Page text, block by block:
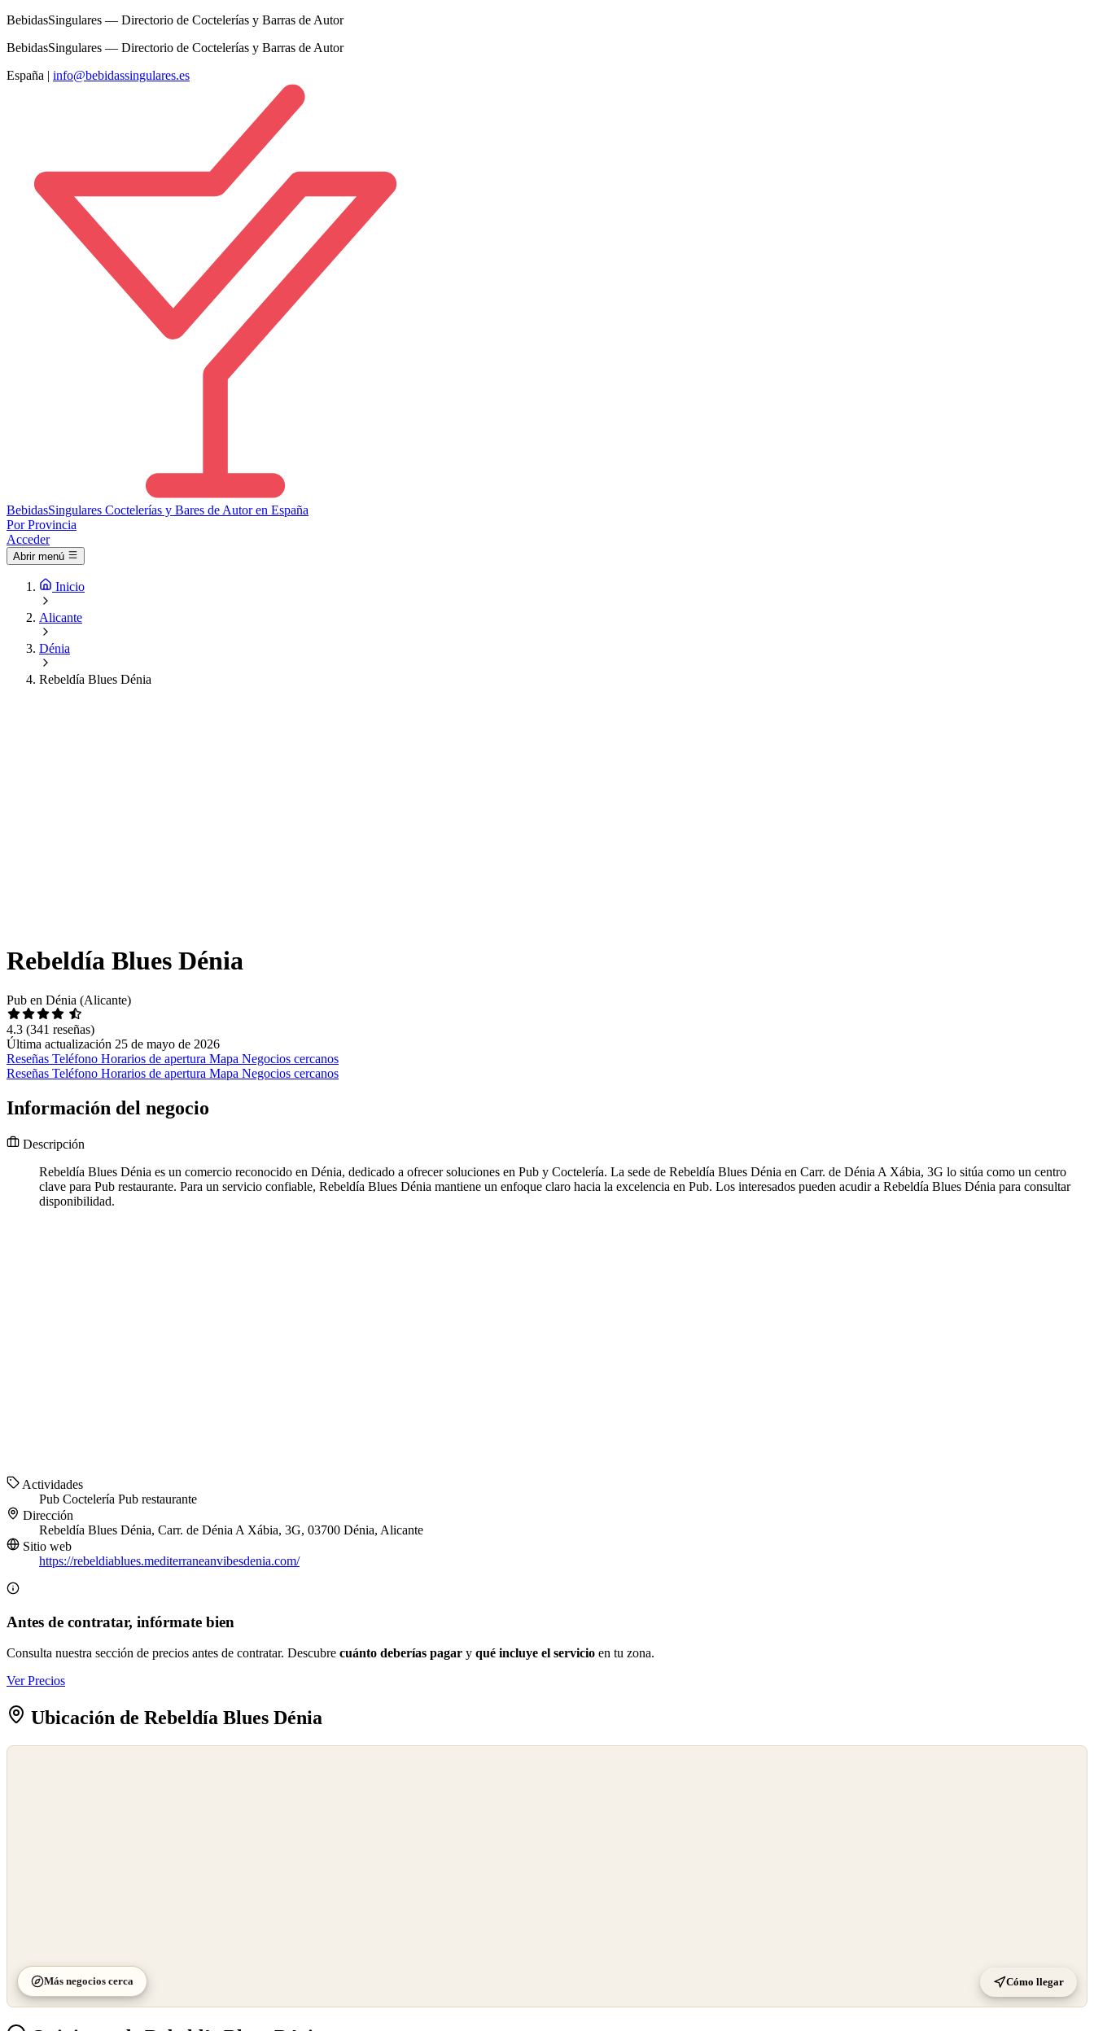
BebidasSingulares — Directorio de Coctelerías y Barras de Autor
BebidasSingulares — Directorio de Coctelerías y Barras de Autor
España | info@bebidassingulares.es
BebidasSingulares Coctelerías y Bares de Autor en España
Por Provincia
Acceder
Abrir menú
Inicio
Alicante
Dénia
Rebeldía Blues Dénia
Rebeldía Blues Dénia
Pub en Dénia (Alicante)
4.3 (341 reseñas)
Última actualización 25 de mayo de 2026
Reseñas Teléfono Horarios de apertura Mapa Negocios cercanos
Reseñas Teléfono Horarios de apertura Mapa Negocios cercanos
Información del negocio
Descripción
Rebeldía Blues Dénia es un comercio reconocido en Dénia, dedicado a ofrecer soluciones en Pub y Coctelería. La sede de Rebeldía Blues Dénia en Carr. de Dénia A Xábia, 3G lo sitúa como un centro
clave para Pub restaurante. Para un servicio confiable, Rebeldía Blues Dénia mantiene un enfoque claro hacia la excelencia en Pub. Los interesados pueden acudir a Rebeldía Blues Dénia para consultar
disponibilidad.
Actividades
Pub Coctelería Pub restaurante
Dirección
Rebeldía Blues Dénia, Carr. de Dénia A Xábia, 3G, 03700 Dénia, Alicante
Sitio web
https://rebeldiablues.mediterraneanvibesdenia.com/
Antes de contratar, infórmate bien
Consulta nuestra sección de precios antes de contratar. Descubre cuánto deberías pagar y qué incluye el servicio en tu zona.
Ver Precios
Ubicación de Rebeldía Blues Dénia
Más negocios cerca Cómo llegar